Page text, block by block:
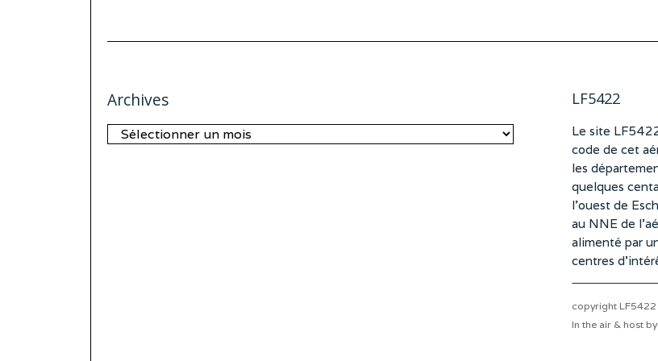
Archives
Archives
LF5422
Le site
code de cet
les
quelques
l’ouest de
au NNE de
alimenté par
centres
copyright LF5422
In the air & host by